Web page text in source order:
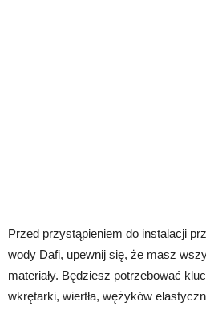
Przed przystąpieniem do instalacji
wody Dafi, upewnij się, że masz
materiały. Będziesz potrzebować
wkrętarki, wiertła, wężyków